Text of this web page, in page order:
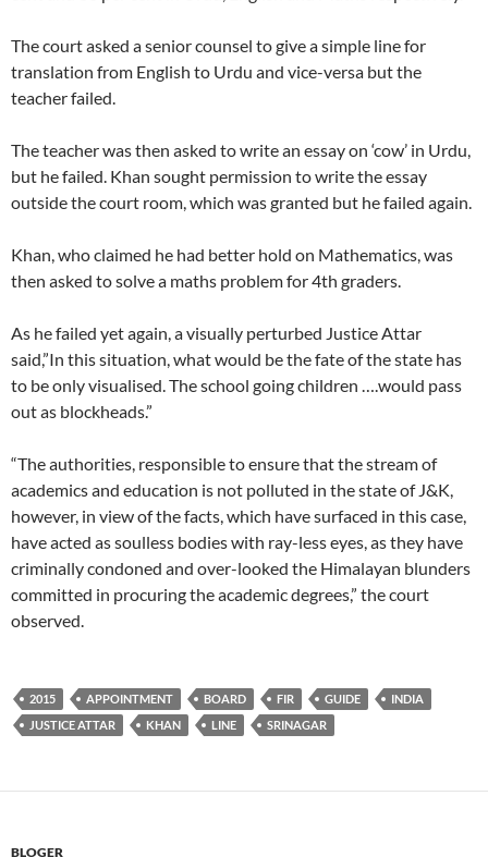
The court asked a senior counsel to give a simple line for
translation from English to Urdu and vice-versa but the
teacher failed.
The teacher was then asked to write an essay on ‘cow’ in Urdu,
but he failed. Khan sought permission to write the essay
outside the court room, which was granted but he failed again.
Khan, who claimed he had better hold on Mathematics, was
then asked to solve a maths problem for 4th graders.
As he failed yet again, a visually perturbed Justice Attar
said,”In this situation, what would be the fate of the state has
to be only visualised. The school going children ….would pass
out as blockheads.”
“The authorities, responsible to ensure that the stream of
academics and education is not polluted in the state of J&K,
however, in view of the facts, which have surfaced in this case,
have acted as soulless bodies with ray-less eyes, as they have
criminally condoned and over-looked the Himalayan blunders
committed in procuring the academic degrees,” the court
observed.
2015 APPOINTMENT BOARD FIR GUIDE
INDIA
JUSTICE ATTAR
KHAN LINE SRINAGAR
BLOGER